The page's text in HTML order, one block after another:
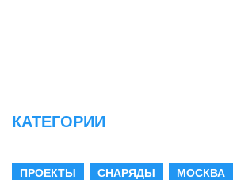
КАТЕГОРИИ
ПРОЕКТЫ СНАРЯДЫ
МОСКВА